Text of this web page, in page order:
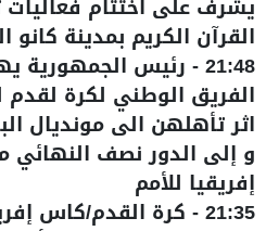
القرآن الكريم بمدينة كانو
21:48
- رئيس الجمهورية
الفريق الوطني لكرة لقدم
و إلى الدور نصف
إفريقيا للأمم
21:35
- كرة القدم/كاس